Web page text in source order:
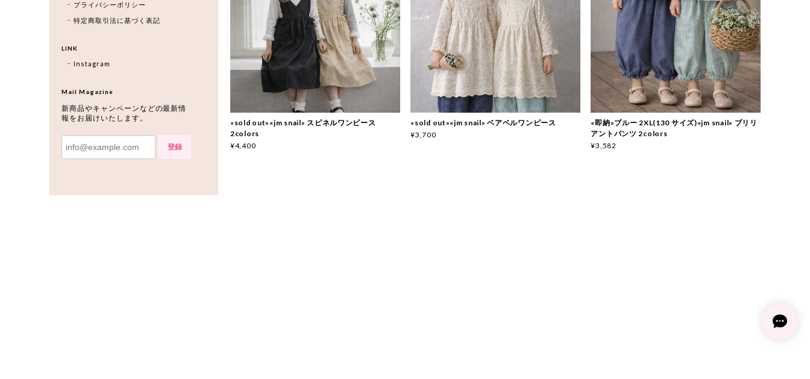
«sold out»«jm snail» スピネルワンピース
2colors
¥4,400
«sold out»«jm snail» ベアベルワンピース
¥3,700
«即納»ブルー 2XL(130 サイズ)«jm snail» ブリリ
アントパンツ 2colors
¥3,582
プライバシーポリシー
特定商取引法に基づく表記
LINK
Instagram
Mail Magazine
新商品やキャンペーンなどの最新情
報をお届けいたします。
登録